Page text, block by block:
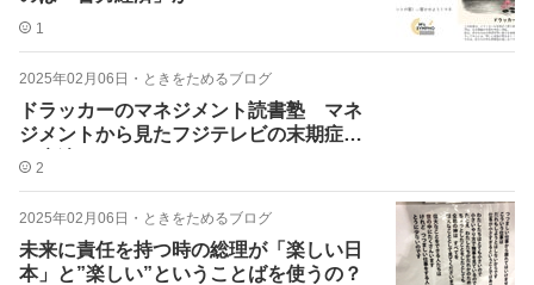
1
2025年02月06日 ・ ときをためるブログ
ドラッカーのマネジメント読書塾 マネ
ジメントから見たフジテレビの末期症状
と療法
2
2025年02月06日 ・ ときをためるブログ
未来に責任を持つ時の総理が「楽しい日
本」と”楽しい”ということばを使うの？